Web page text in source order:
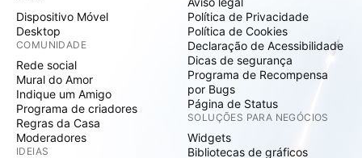
Dispositivo Móvel
Desktop
COMUNIDADE
Rede social
Mural do Amor
Indique um Amigo
Programa de criadores
Regras da Casa
Moderadores
IDEIAS
Política de Privacidade
Política de Cookies
Declaração de Acessibilidade
Dicas de segurança
Programa de Recompensa
por Bugs
Página de Status
SOLUÇÕES PARA NEGÓCIOS
Widgets
Bibliotecas de gráficos